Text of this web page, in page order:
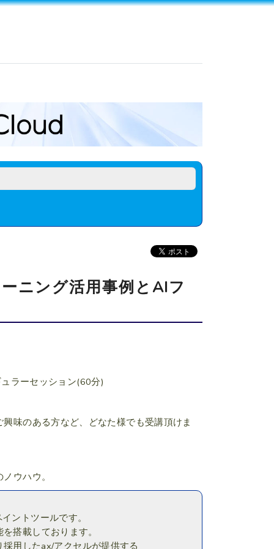
ニング活用事例とAIフ
ラーセッション(60分)
味のある方など、どなた様でも受講頂けま
ウハウ。
ントツールです。
搭載しております。
用したax/アクセルが提供する